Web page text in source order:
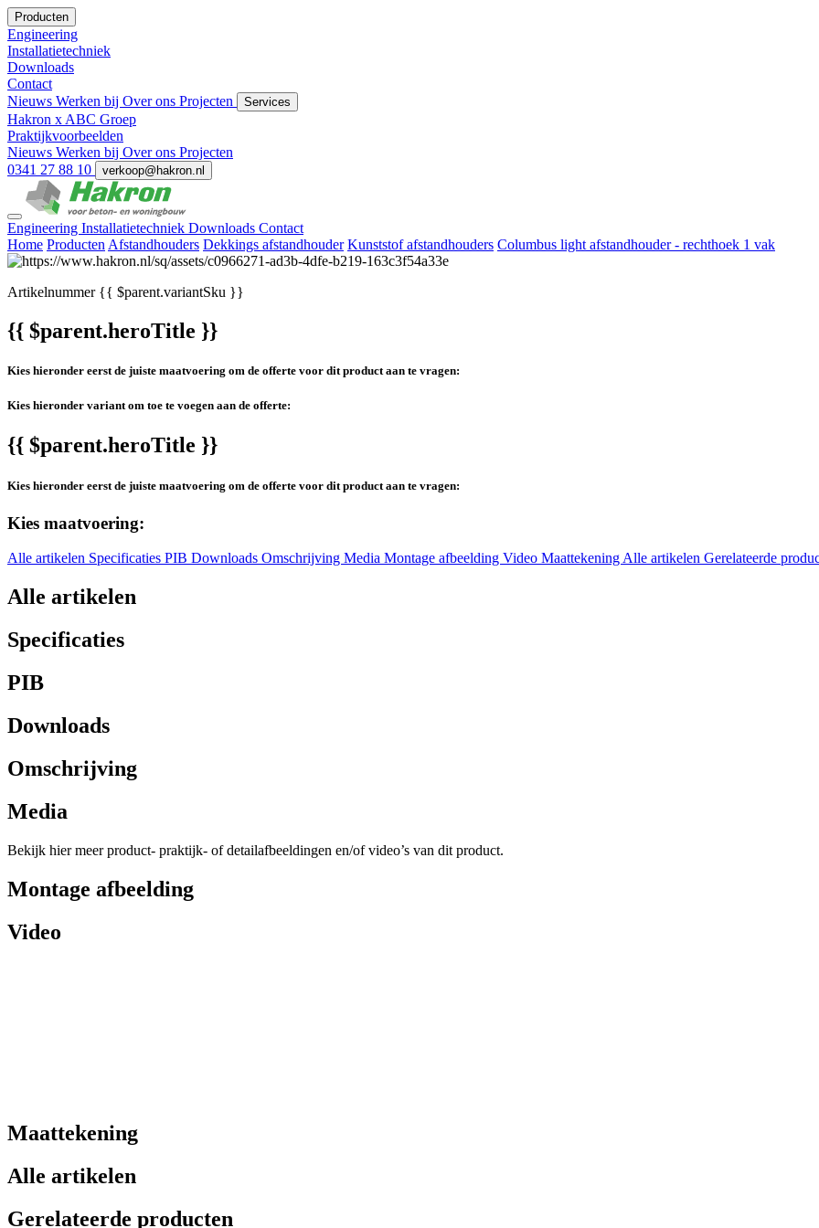
Producten
Engineering
Installatietechniek
Downloads
Contact
Nieuws Werken bij Over ons Projecten Services
Hakron x ABC Groep
Praktijkvoorbeelden
Nieuws Werken bij Over ons Projecten
0341 27 88 10
verkoop@hakron.nl
Engineering Installatietechniek Downloads Contact
Home Producten Afstandhouders Dekkings afstandhouder Kunststof afstandhouders Columbus light afstandhouder - rechthoek 1 vak
Artikelnummer{{ $parent.variantSku }}
{{ $parent.heroTitle }}
Kies hieronder eerst de juiste maatvoering om de offerte voor dit product aan te vragen:
Kies hieronder variant om toe te voegen aan de offerte:
{{ $parent.heroTitle }}
Kies hieronder eerst de juiste maatvoering om de offerte voor dit product aan te vragen:
Kies maatvoering:
Alle artikelen Specificaties PIB Downloads Omschrijving Media Montage afbeelding Video MaattekeningAlle artikelen Gerelateerde
Alle artikelen
Specificaties
PIB
Downloads
Omschrijving
Media
Bekijk hier meer product- praktijk- of detailafbeeldingen en/of video’s van dit product.
Montage afbeelding
Video
Maattekening
Alle artikelen
Gerelateerde producten